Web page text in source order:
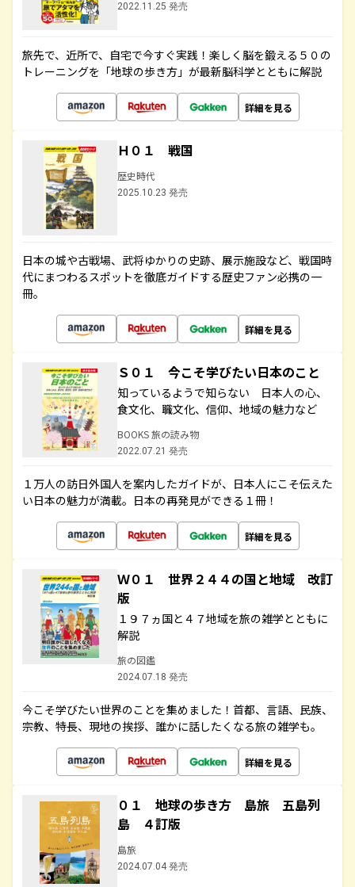
2022.11.25 発売
旅先で、近所で、自宅で今すぐ実践！楽しく脳を鍛える５０の
トレーニングを「地球の歩き方」が最新脳科学とともに解説
詳細を見る
Ｈ０１ 戦国
歴史時代
2025.10.23 発売
日本の城や古戦場、武将ゆかりの史跡、展示施設など、戦国時
代にまつわるスポットを徹底ガイドする歴史ファン必携の一
冊。
詳細を見る
Ｓ０１ 今こそ学びたい日本のこと
知っているようで知らない 日本人の心、
食文化、職文化、信仰、地域の魅力など
BOOKS 旅の読み物
2022.07.21 発売
１万人の訪日外国人を案内したガイドが、日本人にこそ伝えた
い日本の魅力が満載。日本の再発見ができる１冊！
詳細を見る
Ｗ０１ 世界２４４の国と地域 改訂
版
１９７ヵ国と４７地域を旅の雑学とともに
解説
旅の図鑑
2024.07.18 発売
今こそ学びたい世界のことを集めました！首都、言語、民族、
宗教、特長、現地の挨拶、誰かに話したくなる旅の雑学も。
詳細を見る
０１ 地球の歩き方 島旅 五島列
島 ４訂版
島旅
2024.07.04 発売